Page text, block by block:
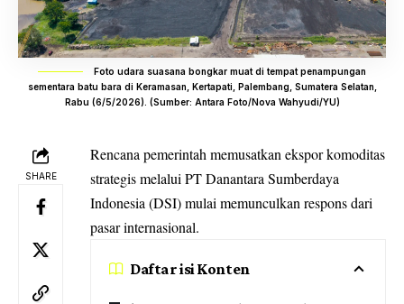
Foto udara suasana bongkar muat di tempat penampungan
sementara batu bara di Keramasan, Kertapati, Palembang, Sumatera Selatan,
Rabu (6/5/2026). (Sumber: Antara Foto/Nova Wahyudi/YU)
SHARE
Rencana pemerintah memusatkan ekspor komoditas
strategis melalui PT Danantara Sumberdaya
Indonesia (DSI)mulai memunculkan respons dari
pasar internasional.
Daftar isi Konten